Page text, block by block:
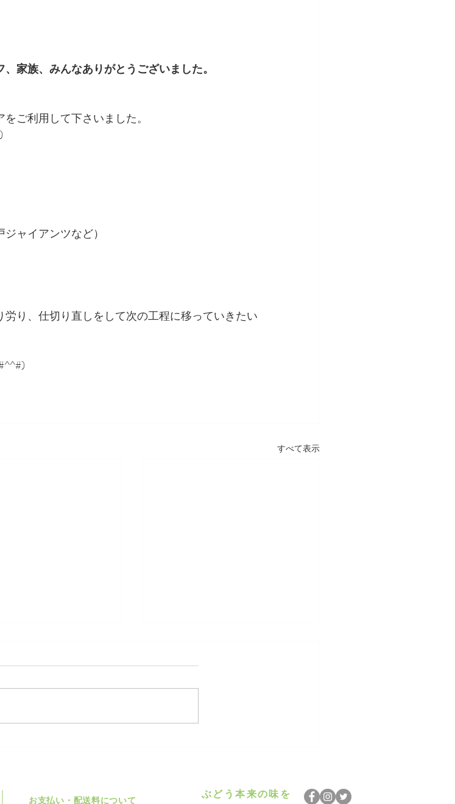
家族、みんなありがとうございました。
ご利用して下さいました。
ャイアンツなど）
り、仕切り直しをして次の工程に移っていきたい
すべて表示
お​支払い・配送料について​ ぶどう本来の味を